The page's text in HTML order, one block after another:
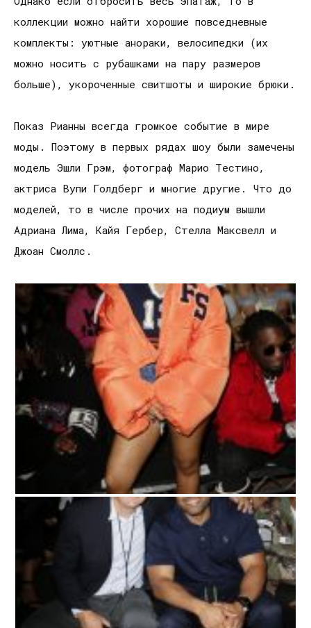
коллекции можно найти хорошие повседневные
комплекты: уютные анораки, велосипедки (их
можно носить с рубашками на пару размеров
больше), укороченные свитшоты и широкие брюки.
Показ Рианны всегда громкое событие в мире
моды. Поэтому в первых рядах шоу были замечены
модель Эшли Грэм, фотограф Марио Тестино,
актриса Вупи Голдберг и многие другие. Что до
моделей, то в числе прочих на подиум вышли
Адриана Лима, Кайя Гербер, Стелла Максвелл и
Джоан Смоллс.